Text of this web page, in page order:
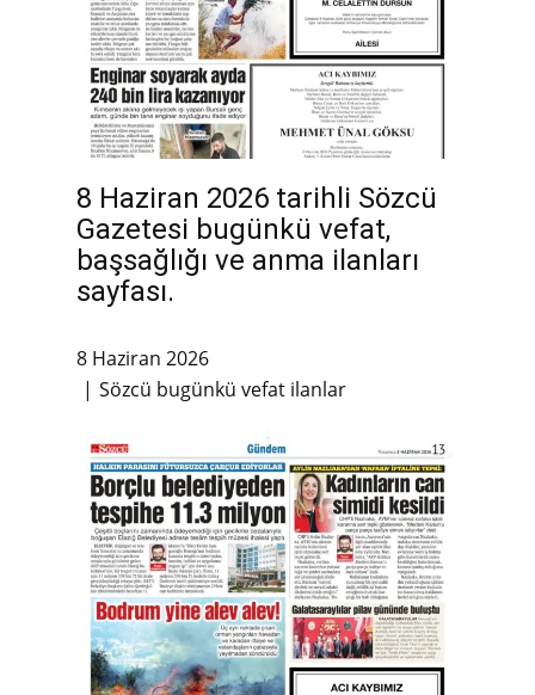
8 Haziran 2026 tarihli Sözcü
Gazetesi bugünkü vefat,
başsağlığı ve anma ilanları
sayfası.
8 Haziran 2026
Sözcü bugünkü vefat ilanlar